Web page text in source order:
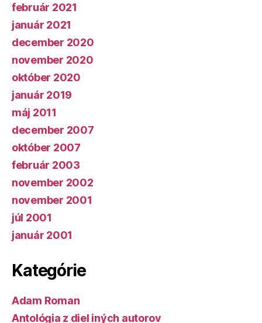
február 2021
január 2021
december 2020
november 2020
október 2020
január 2019
máj 2011
december 2007
október 2007
február 2003
november 2002
november 2001
júl 2001
január 2001
Kategórie
Adam Roman
Antológia z diel iných autorov